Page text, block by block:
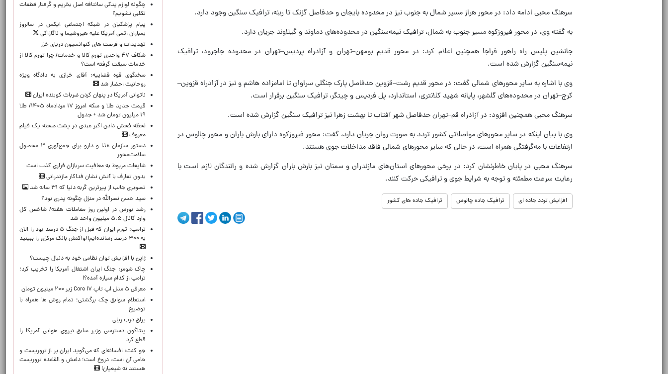
سرهنگ محبی ادامه داد: در محور هراز مسیر شمال به جنوب نیز در محدوده بایجان و حدفاصل گزنک تا رینه، ترافیک سنگین وجود دارد.
به گفته وی، در محور فیروزکوه مسیر جنوب به شمال، ترافیک نیمه‌سنگین در محدوده‌های دماوند و گیلاوند جریان دارد.
جانشین پلیس راه راهور فراجا همچنین اعلام کرد: در محور قدیم بومهن–تهران و آزادراه پردیس–تهران در محدوده جاجرود، ترافیک
نیمه‌سنگین گزارش شده است.
وی با اشاره به سایر محورهای شمالی گفت: در محور قدیم رشت–قزوین حدفاصل پارک جنگلی سراوان تا امامزاده هاشم و نیز در آزادراه قزوین–
کرج–تهران در محدوده‌های گلشهر، پایانه شهید کلانتری، استاندارد، پل فردیس و چیتگر، ترافیک سنگین برقرار است.
سرهنگ محبی همچنین افزود: در آزادراه قم–تهران حدفاصل شهر آفتاب تا بهشت زهرا نیز ترافیک سنگین گزارش شده است.
وی با بیان اینکه در سایر محورهای مواصلاتی کشور تردد به صورت روان جریان دارد، گفت: محور فیروزکوه دارای بارش باران و محور چالوس در
ارتفاعات با مه‌گرفتگی همراه است، در حالی که سایر محورهای شمالی فاقد مداخلات جوی هستند.
سرهنگ محبی در پایان خاطرنشان کرد: در برخی محورهای استان‌های مازندران و سمنان نیز بارش باران گزارش شده و رانندگان لازم است با
رعایت سرعت مطمئنه و توجه به شرایط جوی و ترافیکی حرکت کنند.
افزایش تردد جاده ای ترافیک جاده چالوس ترافیک جاده های کشور
چگونه لوازم یدکی سانتافه اصل بخریم و گرفتار قطعات
تقلبی نشویم؟
پیام پزشکیان در شبکه اجتماعی ایکس در سالروز
بمباران اتمی آمریکا علیه هیروشیما و ناگازاکی
تهدیدات و فرصت های کنوانسیون دریای خزر
شکاف ۴۷ واحدی تورم کالا و خدمات/ چرا تورم کالا از
خدمات سبقت گرفته است؟
سخنگوی قوه قضاییه: آقای خرازی به دادگاه ویژه
روحانیت احضار شد
ناتوانی آمریکا در پنهان کردن ضربات کوبنده ایران
قیمت جدید طلا و سکه امروز ۱۷ مردادماه ۱۴۰۵/ طلا
۱۹ میلیون تومان شد + جدول
لحظه‌ فحش دادن اکبر عبدی در پشت صحنه یک فیلم
معروف
دستور سازمان غذا و دارو برای جمع‌آوری ۳ محصول
سلامت‌محور
شایعات مربوط به معافیت سربازان فراری کذب است
بدون تعارف با آتش نشان فداکار مازندرانی
تصویری جالب از پیرترین گربه دنیا که ۳۱ ساله شد
سید حسن نصرالله در منزل چگونه پدری بود؟
رشد بورس در اولین روز معاملات هفته/ شاخص کل
وارد کانال ۵.۵ میلیون واحد شد
ترامپ: تورم ایران که قبل از جنگ ۵ درصد بود را الان
به ۳۰۰ درصد رسانده‌ایم!/واکنش بانک مرکزی را ببینید
ژاپن با افزایش توان نظامی خود به دنبال چیست؟
چاک شومر: جنگ ایران اشتغال آمریکا را تخریب کرد؛
ترامپ از کدام سیاره آمده؟!
معرفی ۵ مدل لپ تاپ Core i۷ زیر ۲۰۰ میلیون تومان
استعلام سوابق چک برگشتی؛ تمام روش ها همراه با
توضیح
یراق درب ریلی
پنتاگون دسترسی وزیر سابق نیروی هوایی آمریکا را
قطع کرد
جو کنت: افسانه‌ای که می‌گوید ایران پر از تروریست و
حامی آن است، دروغ است؛ داعش و القاعده تروریست
هستند نه شیعیان!